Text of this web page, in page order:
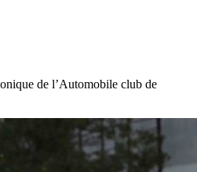
de l’Automobile club de